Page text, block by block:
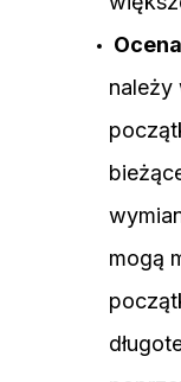
należy
mogą